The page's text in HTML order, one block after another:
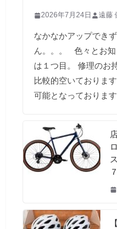
2026年7月24日 遠藤
なかなかアップでき
ん。。。 色々とお
は１つ目。 修理のお
比較的空いておりま
可能となっておりま